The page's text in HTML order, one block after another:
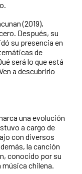
(2019),
Después, su
su presencia en
de
será lo que está
a descubrirlo
una evolución
a cargo de
con diversos
la canción
conocido por su
chilena.